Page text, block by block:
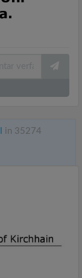
in 35274